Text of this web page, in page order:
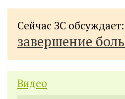
Сейчас ЗС обсуждает:
завершение
Видео